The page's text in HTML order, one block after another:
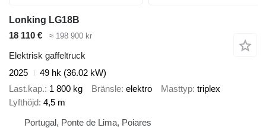
Lonking LG18B
18 110 €
≈ 198 900 kr
Elektrisk gaffeltruck
2025
49 hk (36.02 kW)
Last.kap. 1 800 kg Bränsle elektro Masttyp triplex
Lyfthöjd 4,5 m
Portugal, Ponte de Lima, Poiares